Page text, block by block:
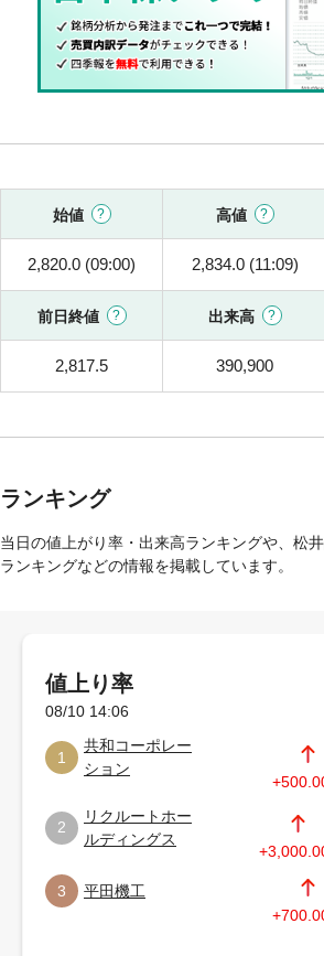
始値 高値
2,820.0 (09:00) 2,834.0 (11:09)
前日終値 出来高
2,817.5 390,900
ランキング
当日の値上がり率・出来高ランキングや、松
ランキングなどの情報を掲載しています。